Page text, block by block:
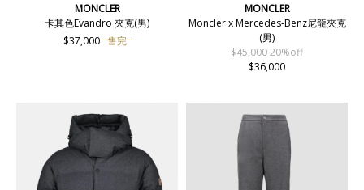
MONCLER
卡其色Evandro 夾克(男)
$37,000 售完
MONCLER
Moncler x Mercedes-Benz尼龍夾克
(男)
$45,00020%off
$36,000